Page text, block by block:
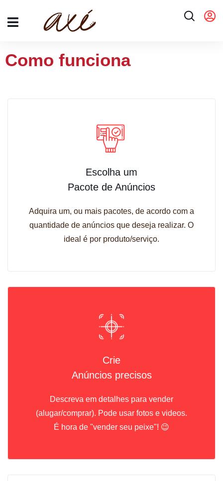
Como funciona
Escolha um
Pacote de Anúncios
Adquira um, ou mais pacotes, de acordo com a
quantidade de anúncios que deseja realizar. O
ideal é por produto/serviço.
Crie
Anúncios precisos
Descreva em detalhes para vender
(alugar/comprar). Pode usar fotos e videos.
É hora de "vender seu peixe"! 😉